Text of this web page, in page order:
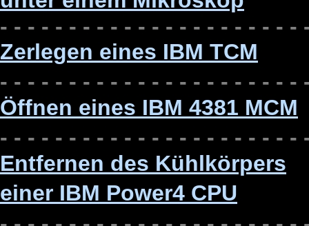
- - - - - - - - - - - - - - - - - - - - - -
Zerlegen eines IBM TCM
- - - - - - - - - - - - - - - - - - - - - -
Öffnen eines IBM 4381 MCM
- - - - - - - - - - - - - - - - - - - - - -
Entfernen des Kühlkörpers
einer IBM Power4 CPU